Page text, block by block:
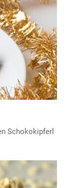
Schokokipferl